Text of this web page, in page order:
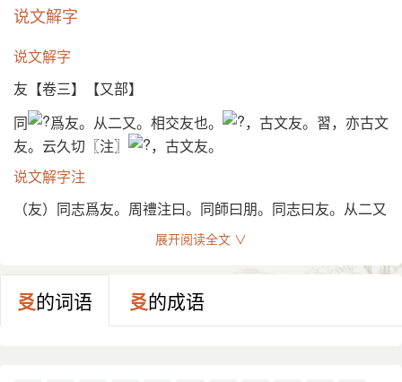
说文解字
说文解字
友【卷三】【又部】
同
爲友。从二又。相交友也。
，古文友。習，亦古文
友。云久切〖注〗
，古文友。
说文解字注
（友）同志爲友。周禮注曰。同師曰朋。同志曰友。从二又
相交。二又、二人也。善兄弟曰友。亦取二人而如左右手
展开阅读全文 ∨
㕛的词语 㕛的成语